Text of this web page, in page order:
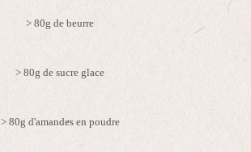
> 80g de beurre
> 80g de sucre glace
> 80g d'amandes en poudre